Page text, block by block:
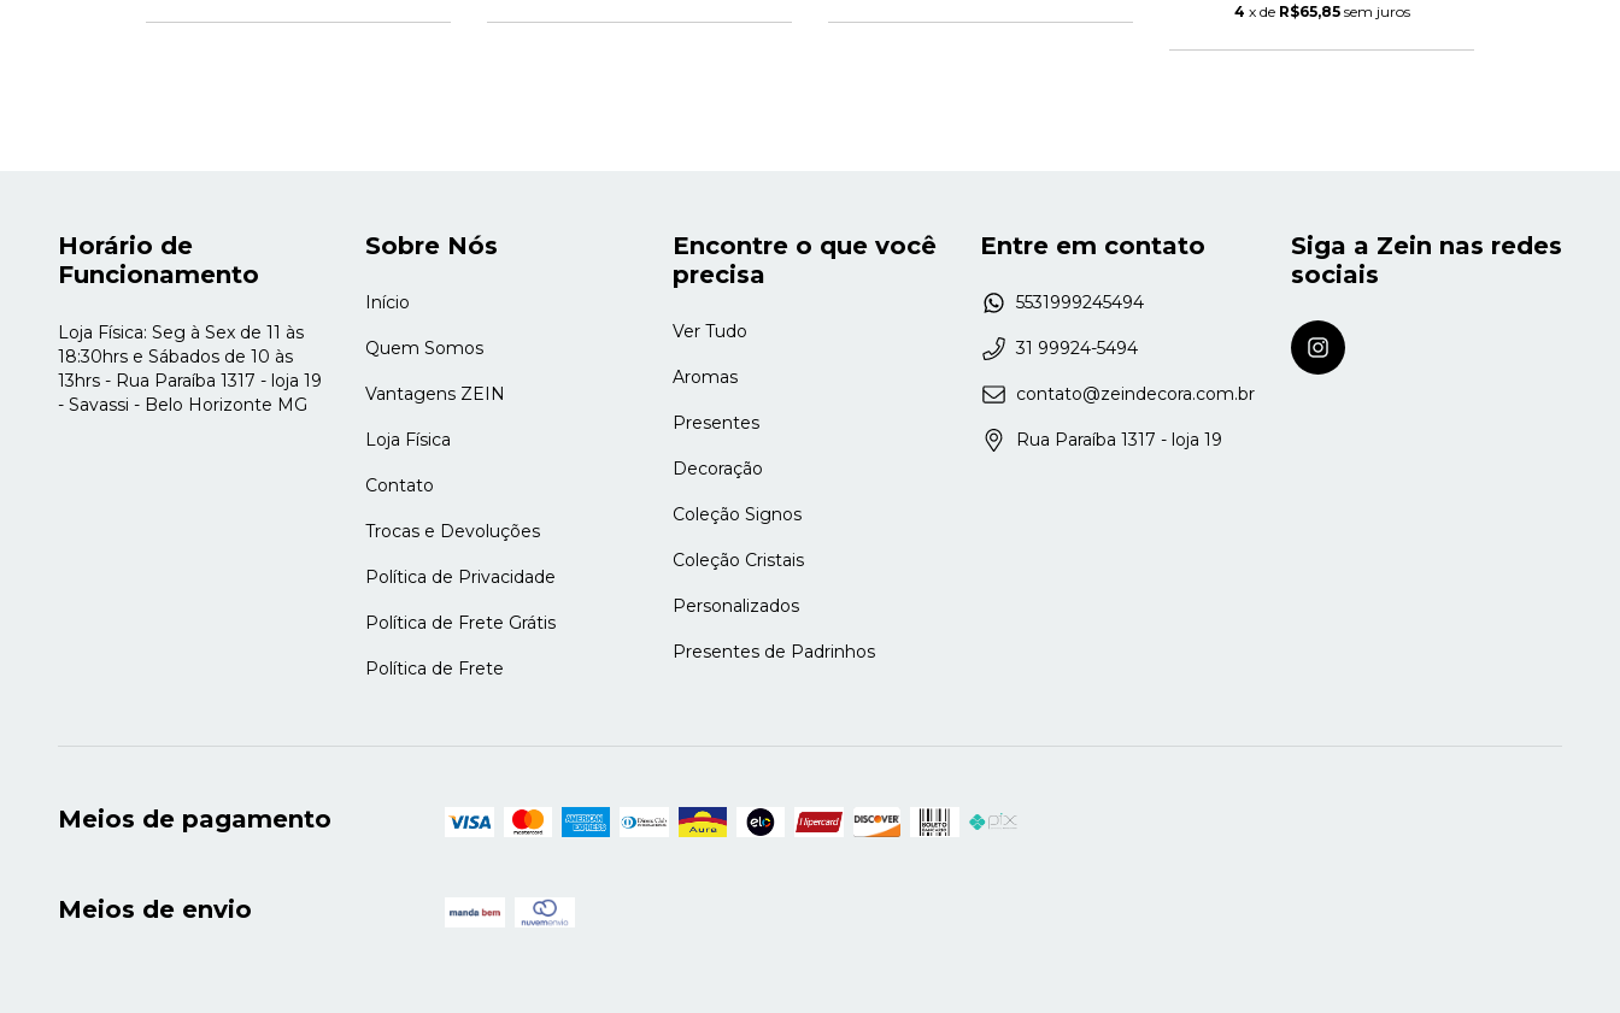
4 x de R$65,85 sem juros
Horário de
Funcionamento
Loja Física: Seg à Sex de 11 às
18:30hrs e Sábados de 10 às
13hrs - Rua Paraíba 1317 - loja 19
- Savassi - Belo Horizonte MG
Sobre Nós
Início
Quem Somos
Vantagens ZEIN
Loja Física
Contato
Trocas e Devoluções
Política de Privacidade
Política de Frete Grátis
Política de Frete
Encontre o que você
precisa
Ver Tudo
Aromas
Presentes
Decoração
Coleção Signos
Coleção Cristais
Personalizados
Presentes de Padrinhos
Entre em contato
5531999245494
31 99924-5494
contato@zeindecora.com.br
Rua Paraíba 1317 - loja 19
Siga a Zein nas redes
sociais
Meios de pagamento
Meios de envio